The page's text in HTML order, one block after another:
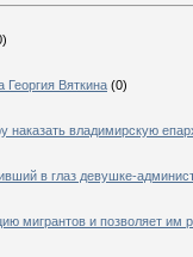
Георгия Вяткина (0)
наказать владимирскую
в глаз девушке-
мигрантов и позволяет им